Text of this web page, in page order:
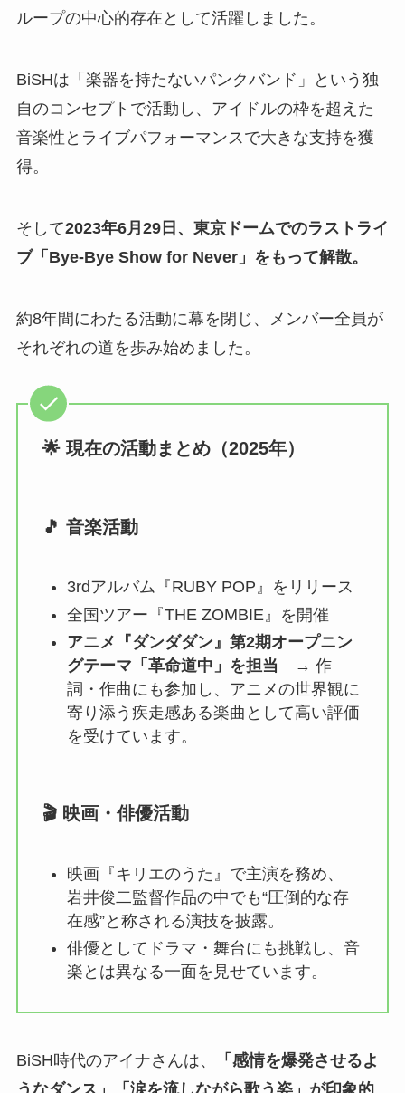
ループの中心的存在として活躍しました。
BiSHは「楽器を持たないパンクバンド」という独
自のコンセプトで活動し、アイドルの枠を超えた
音楽性とライブパフォーマンスで大きな支持を獲
得。
そして2023年6月29日、東京ドームでのラストライ
ブ「Bye-Bye Show for Never」をもって解散。
約8年間にわたる活動に幕を閉じ、メンバー全員が
それぞれの道を歩み始めました。
🌟 現在の活動まとめ（2025年）
🎵 音楽活動
3rdアルバム『RUBY POP』をリリース
全国ツアー『THE ZOMBIE』を開催
アニメ『ダンダダン』第2期オープニン
グテーマ「革命道中」を担当 → 作
詞・作曲にも参加し、アニメの世界観に
寄り添う疾走感ある楽曲として高い評価
を受けています。
🎬 映画・俳優活動
映画『キリエのうた』で主演を務め、
岩井俊二監督作品の中でも“圧倒的な存
在感”と称される演技を披露。
俳優としてドラマ・舞台にも挑戦し、音
楽とは異なる一面を見せています。
BiSH時代のアイナさんは、
「感情を爆発させるよ